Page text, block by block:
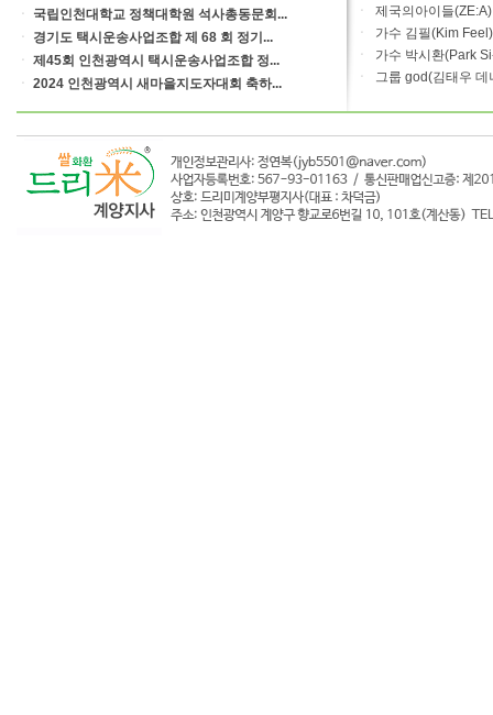
ㆍ 국립인천대학교 정책대학원 석사총동문회...
ㆍ 경기도 택시운송사업조합 제 68 회 정기...
ㆍ 제45회 인천광역시 택시운송사업조합 정...
ㆍ 2024 인천광역시 새마을지도자대회 축하...
ㆍ
제국의아이들
ㆍ
가수 김필(Kim
ㆍ
가수 박시환(Park
ㆍ
그룹 god(김태우 데